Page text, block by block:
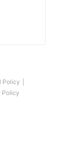
Policy
Policy